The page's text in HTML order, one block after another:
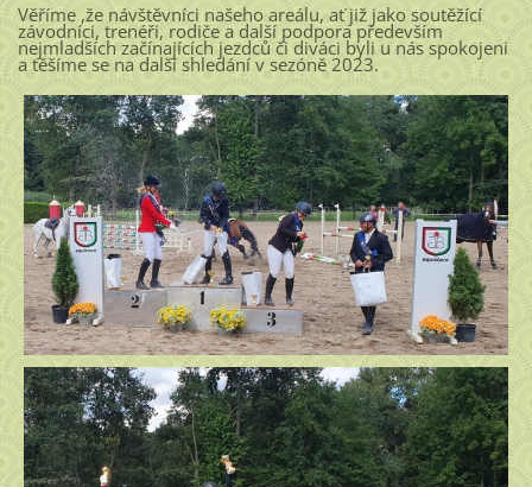
Věříme ,že návštěvníci našeho areálu, ať již jako soutěžící
závodníci, trenéři, rodiče a další podpora především
nejmladších začínajících jezdců či diváci byli u nás spokojeni
a těšíme se na další shledání v sezóně 2023.